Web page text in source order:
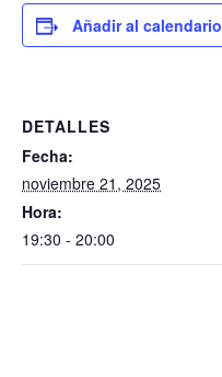
Añadir al calendario
DETALLES
Fecha:
noviembre 21, 2025
Hora:
19:30 - 20:00